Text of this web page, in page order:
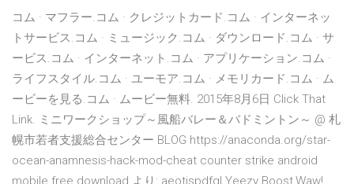
コム · マフラー.コム · クレジットカード.コム · インターネッ
トサービス.コム · ミュージック.コム · ダウンロード.コム · サ
ービス.コム · インターネット.コム · アプリケーション.コム ·
ライフスタイル.コム · ユーモア.コム · メモリカード.コム · ム
ービーを見る.コム · ムービー無料. 2015年8月6日 Click That
Link. ミニワークショップ～風船バレー＆バドミントン～ @ 札
幌市若者支援総合センター BLOG https://anaconda.org/star-
ocean-anamnesis-hack-mod-cheat counter strike android